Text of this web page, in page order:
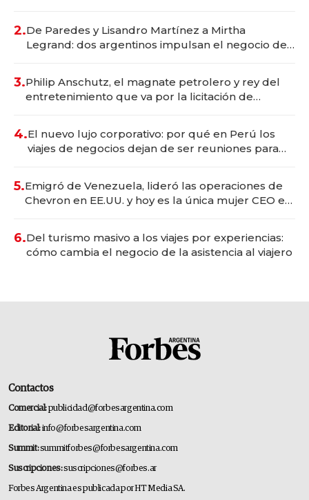
2.De Paredes y Lisandro Martínez a Mirtha
Legrand: dos argentinos impulsan el negocio del
3.Philip Anschutz, el magnate petrolero y rey del
entretenimiento que va por la licitación de
4.El nuevo lujo corporativo: por qué en Perú los
viajes de negocios dejan de ser reuniones para
5.Emigró de Venezuela, lideró las operaciones de
Chevron en EE.UU. y hoy es la única mujer CEO en
6.Del turismo masivo a los viajes por experiencias:
cómo cambia el negocio de la asistencia al viajero
Contactos
Comercial:publicidad@forbesargentina.com
Editorial:info@forbesargentina.com
Summit:summitforbes@forbesargentina.com
Suscripciones:suscripciones@forbes.ar
Forbes Argentina es publicada por HT Media SA.